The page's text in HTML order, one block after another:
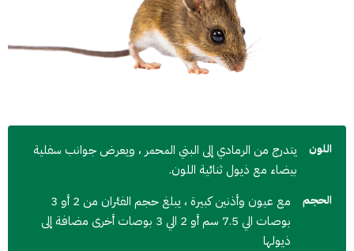
اللون
يتدرج من الرمادي إلى البني المحمر ، ويعرض جوانب سفلية
بيضاء مع ذيول ثنائية اللون.
الحجم
مع عيون وأذنين كبيرة ، يبلغ حجم الفئران من 2 أو 3
بوصات الي 7.5 سم أو 2 الي 3 بوصات أخرى مضافة إلى
ذيولها